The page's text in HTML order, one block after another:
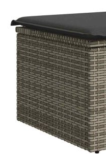
Предоставената
Добавете продукта в
количката" и при
вноски на кредита.
Предоставената
Добавете продукта в
количката" и при
вноски на кредита.
Когато плащате с
поръчката Ви вместо
разполагате с три
Отложено до 30 дни от
поръчката без